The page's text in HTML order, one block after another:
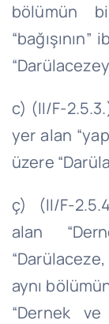
bölümün
c) (II/F-
yer alan
üzere
ç) (II/F-
alan
aynı
“Dernek ve